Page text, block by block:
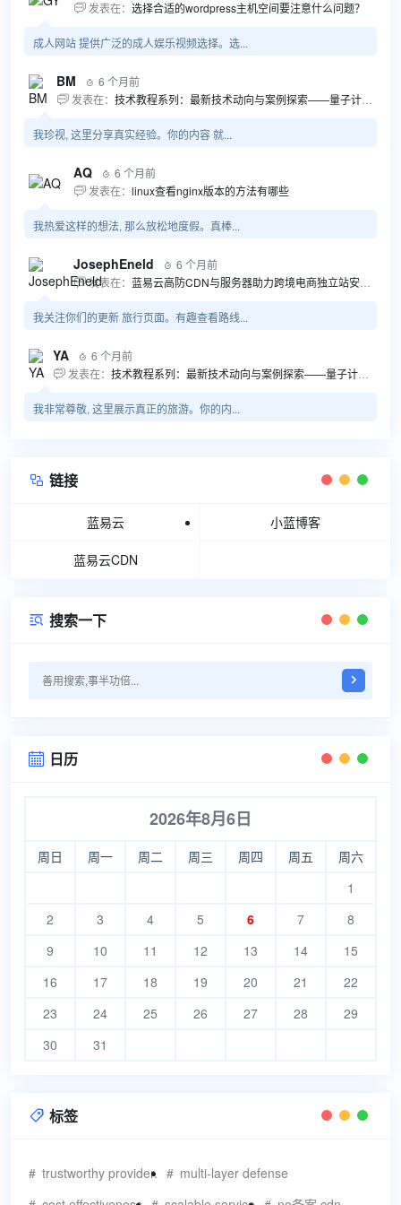
 发表在： 选择合适的wordpress主机空间要注意什么问题？
成人网站 提供广泛的成人娱乐视频选择。选...
BM  6 个月前
 发表在： 技术教程系列：最新技术动向与案例探索——量子计算商业应用揭秘 该教程将深入探索最新技术动态，重点关注量子计算技术在商业领域的应用，结合具体案例阐述其背景、起因、经过和结果。同时，强调技术文档和运维文档的重要性，揭示它们在新技术发展和行业标准...
我珍视, 这里分享真实经验。你的内容 就...
AQ  6 个月前
 发表在： linux查看nginx版本的方法有哪些
我热爱这样的想法, 那么放松地度假。真棒...
JosephEneld  6 个月前
 发表在： 蓝易云高防CDN与服务器助力跨境电商独立站安全高效发展
我关注你们的更新 旅行页面。有趣查看路线...
YA  6 个月前
 发表在： 技术教程系列：最新技术动向与案例探索——量子计算商业应用揭秘 该教程将深入探索最新技术动态，重点关注量子计算技术在商业领域的应用，结合具体案例阐述其背景、起因、经过和结果。同时，强调技术文档和运维文档的重要性，揭示它们在新技术发展和行业标准...
我非常尊敬, 这里展示真正的旅游。你的内...
 链接
蓝易云 小蓝博客
蓝易云CDN
 搜索一下
 日历
2026年8月6日
周日 周一 周二 周三 周四 周五
周六
1
2
3 4 5 6 7
8
9
10 11 12 13 14
15
16
17 18 19 20 21
22
23
24 25 26 27 28
29
30
31
 标签
trustworthy provider.
multi-layer defense